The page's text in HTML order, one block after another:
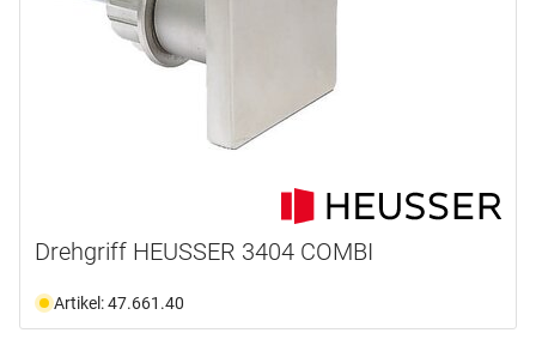
Drehgriff HEUSSER 3404 COMBI
Artikel: 47.661.40